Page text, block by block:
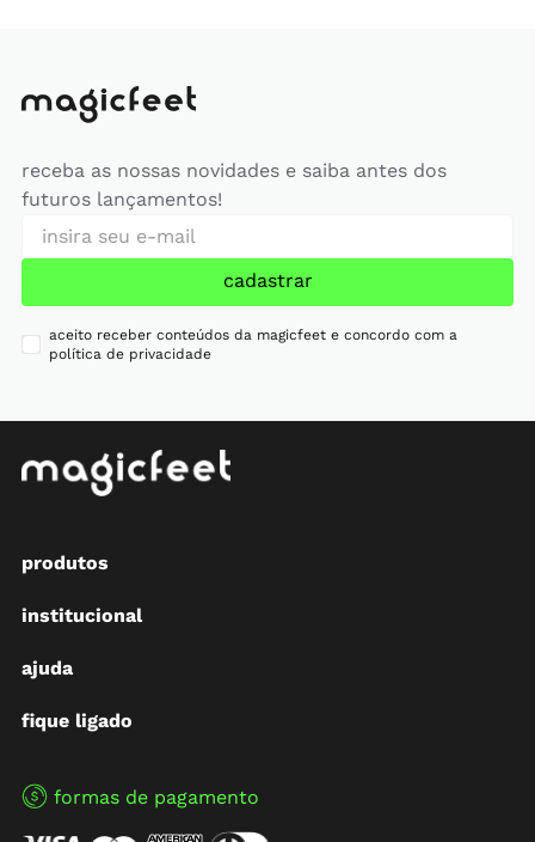
receba as nossas novidades e saiba antes dos
futuros lançamentos!
cadastrar
aceito receber conteúdos da magicfeet e concordo com a
política de privacidade
produtos
institucional
ajuda
fique ligado
formas de pagamento